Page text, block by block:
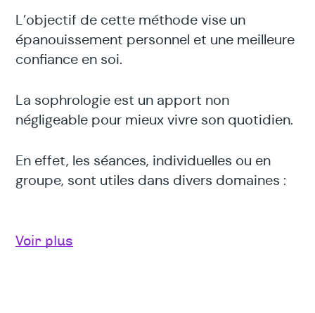
L’objectif de cette méthode vise un
épanouissement personnel et une meilleure
confiance en soi.
La sophrologie est un apport non
négligeable pour mieux vivre son quotidien.
En effet, les séances, individuelles ou en
groupe, sont utiles dans divers domaines :
manque de confiance en soi,
Voir plus